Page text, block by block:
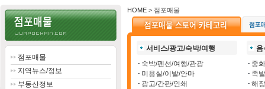
점포매물
지역뉴스/정보
부동산정보
HOME > 점포매물
서비스/광고/숙박/여행
숙박/펜션/여행/관광
미용실/이발/안마
광고/간판/인쇄
음
중
족
해